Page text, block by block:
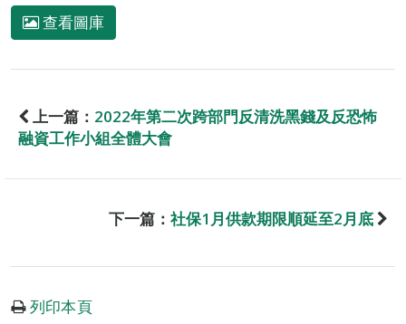
查看圖庫
上一篇： 2022年第二次跨部門反清洗黑錢及反恐怖
融資工作小組全體大會
下一篇： 社保1月供款期限順延至2月底
列印本頁